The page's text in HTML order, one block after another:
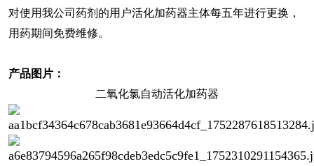
对使用我公司药剂的用户活化加药器主体每五年进行更换，
用药期间免费维修。
产品图片：
二氧化氯自动活化加药器